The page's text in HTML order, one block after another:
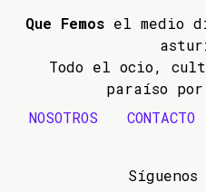
Que Femos el medio
Todo el ocio,
paraíso
NOSOTROS
CONTACTO